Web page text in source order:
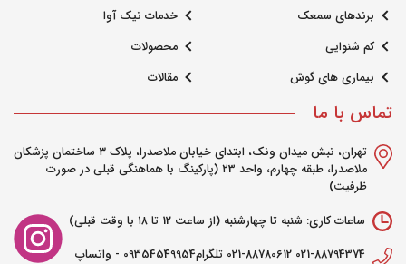
همراه حالت تهوع، عدم تعادل و گیجی باشد.
2. مشکلات بینایی: برخی مشکلات بینایی
مانند بینایی ضعیف، استرابیسم (چشم های
کودکان باشد. 3. مشکلات گوارشی: برخی از
حساسیت به غذاها، ناراحتی معده یا کبد می
تواند علت حالت تهوع و گیجی در کودکان
برندهای سمعک
کم شنوایی
بیماری های گوش
خدمات نیک آوا
محصولات
مقالات
تماس با ما
تهران، نبش میدان ونک، ابتدای خیابان ملاصدرا، پلاک ۳ ساختمان پزشکان
ملاصدرا، طبقه چهارم، واحد ۲3 (پارکینگ با هماهنگی قبلی در صورت
ظرفیت)
ساعات کاری: شنبه تا چهارشنبه (از ساعت 12 تا ۱۸ با وقت قبلی)
021-88794374 021-88780612 تلگرام09354549954 - واتساپ